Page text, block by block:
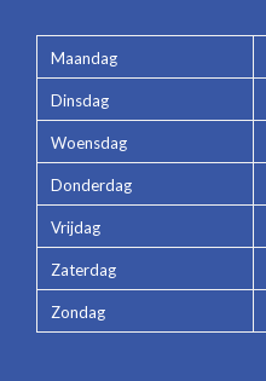
Maandag
Dinsdag
Woensdag
Donderdag
Vrijdag
Zaterdag
Zondag